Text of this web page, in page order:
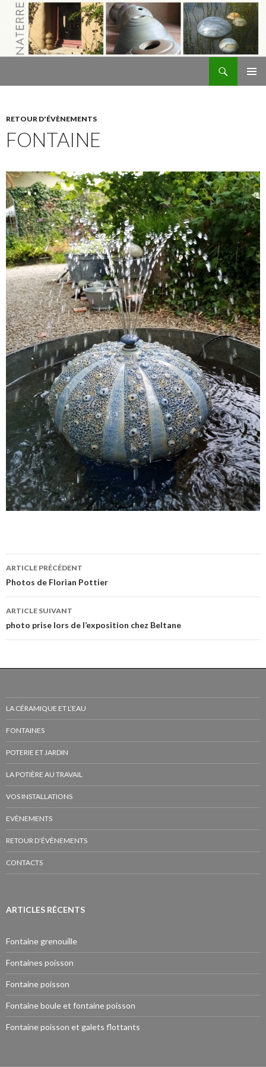
RETOUR D'ÉVÈNEMENTS
FONTAINE
Navigation
des
articles
ARTICLE PRÉCÉDENT
Photos de Florian Pottier
ARTICLE SUIVANT
photo prise lors de l’exposition chez Beltane
LA CÉRAMIQUE ET L’EAU
FONTAINES
POTERIE ET JARDIN
LA POTIÈRE AU TRAVAIL
VOS INSTALLATIONS
EVÈNEMENTS
RETOUR D’ÉVÈNEMENTS
CONTACTS
ARTICLES RÉCENTS
Fontaine grenouille
Fontaines poisson
Fontaine poisson
Fontaine boule et fontaine poisson
Fontaine poisson et galets flottants